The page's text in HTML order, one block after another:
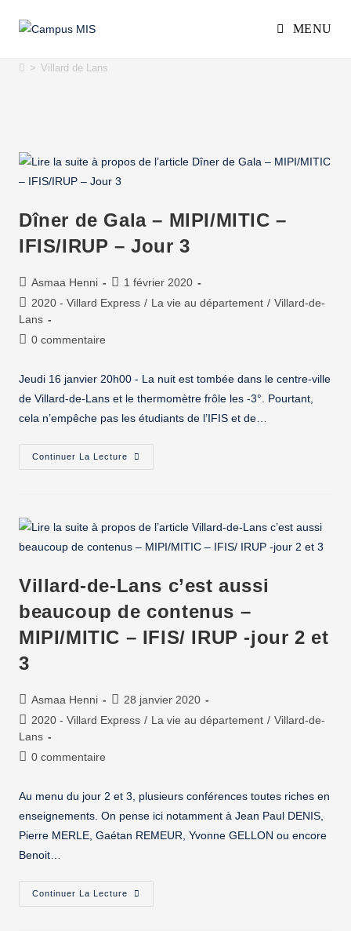
MENU
Villard de Lans
> Villard de Lans
Dîner de Gala – MIPI/MITIC –
IFIS/IRUP – Jour 3
Asmaa Henni
1 février 2020
2020 - Villard Express / La vie au département / Villard-de-
Lans
0 commentaire
Jeudi 16 janvier 20h00 - La nuit est tombée dans le centre-ville
de Villard-de-Lans et le thermomètre frôle les -3°. Pourtant,
cela n’empêche pas les étudiants de l’IFIS et de…
Continuer La Lecture
Villard-de-Lans c’est aussi
beaucoup de contenus –
MIPI/MITIC – IFIS/ IRUP -jour 2 et
3
Asmaa Henni
28 janvier 2020
2020 - Villard Express / La vie au département / Villard-de-
Lans
0 commentaire
Au menu du jour 2 et 3, plusieurs conférences toutes riches en
enseignements. On pense ici notamment à Jean Paul DENIS,
Pierre MERLE, Gaétan REMEUR, Yvonne GELLON ou encore
Benoit…
Continuer La Lecture